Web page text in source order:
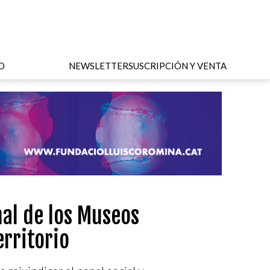
NEWSLETTERSUSCRIPCIÓN Y VENTA
de los Museos